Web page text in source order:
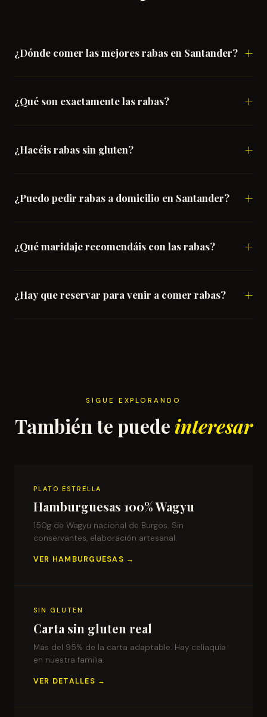
¿Dónde comer las mejores rabas en Santander?
¿Qué son exactamente las rabas?
¿Hacéis rabas sin gluten?
¿Puedo pedir rabas a domicilio en Santander?
¿Qué maridaje recomendáis con las rabas?
¿Hay que reservar para venir a comer rabas?
SIGUE EXPLORANDO
También te puedeinteresar
PLATO ESTRELLA
Hamburguesas 100% Wagyu
150g de Wagyu nacional de Burgos. Sin
conservantes, elaboración artesanal.
VER HAMBURGUESAS →
SIN GLUTEN
Carta sin gluten real
Más del 95% de la carta adaptable. Hay celiaquía
en nuestra familia.
VER DETALLES →